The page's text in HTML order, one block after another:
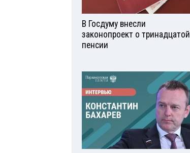
В Госдуму внесли
законопроект о тринадцатой
пенсии